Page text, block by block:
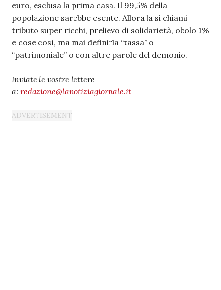
euro, esclusa la prima casa. Il 99,5% della
popolazione sarebbe esente. Allora la si chiami
tributo super ricchi, prelievo di solidarietà, obolo 1%
e cose così, ma mai definirla “tassa” o
“patrimoniale” o con altre parole del demonio.
Inviate le vostre lettere
a: redazione@lanotiziagiornale.it